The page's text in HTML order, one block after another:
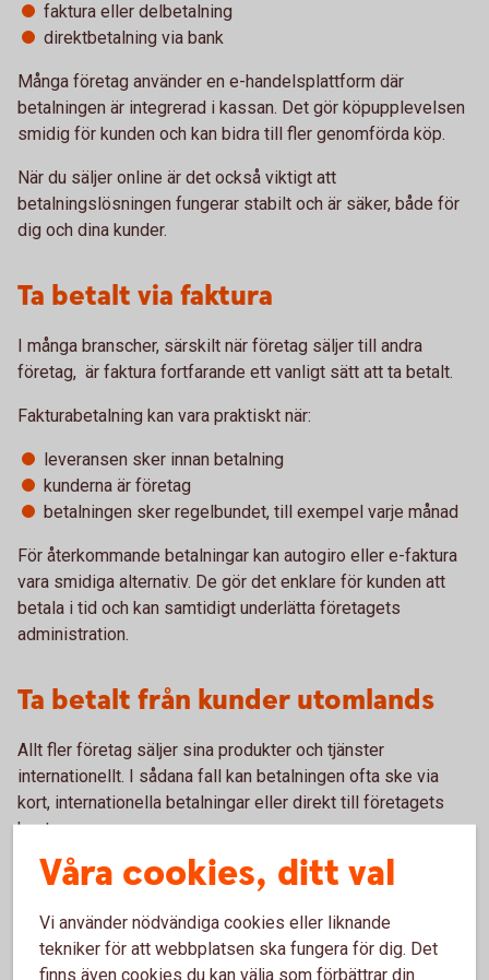
faktura eller delbetalning
direktbetalning via bank
Många företag använder en e-handelsplattform där
betalningen är integrerad i kassan. Det gör köpupplevelsen
smidig för kunden och kan bidra till fler genomförda köp.
När du säljer online är det också viktigt att
betalningslösningen fungerar stabilt och är säker, både för
dig och dina kunder.
Ta betalt via faktura
I många branscher, särskilt när företag säljer till andra
företag, är faktura fortfarande ett vanligt sätt att ta betalt.
Fakturabetalning kan vara praktiskt när:
leveransen sker innan betalning
kunderna är företag
betalningen sker regelbundet, till exempel varje månad
För återkommande betalningar kan autogiro eller e-faktura
vara smidiga alternativ. De gör det enklare för kunden att
betala i tid och kan samtidigt underlätta företagets
administration.
Ta betalt från kunder utomlands
Allt fler företag säljer sina produkter och tjänster
internationellt. I sådana fall kan betalningen ofta ske via
kort, internationella betalningar eller direkt till företagets
konto.
Om du säljer till kunder i andra länder är det också viktigt att
ha koll på vilka regler som gäller för exempelvis moms och
tull. Här kan Skatteverket ge mer vägledning kring vad som
gäller i olika situationer.
Våra cookies, ditt val
Vi använder nödvändiga cookies eller liknande
tekniker för att webbplatsen ska fungera för dig. Det
finns även cookies du kan välja som förbättrar din